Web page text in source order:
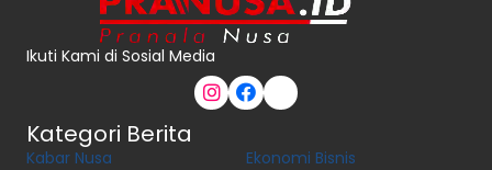
Ikuti Kami di Sosial Media
Kategori Berita
Kabar Nusa
Ekonomi Bisnis